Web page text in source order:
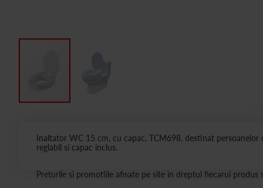
Inaltator WC 15 cm, cu capac, TCM698, destinat
reglabil si capac inclus.
Preturile si promotiile afisate pe site in dreptul fiecarui